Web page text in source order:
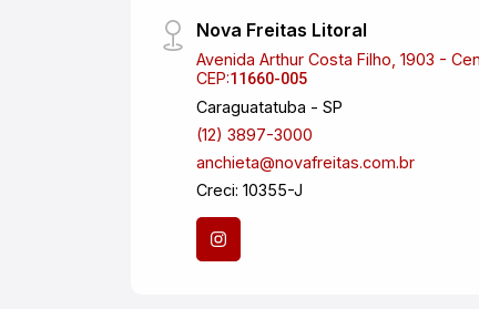
Nova Freitas Litoral
Avenida Arthur Costa Filho, 1903 -
CEP:11660-005
Caraguatatuba - SP
(12) 3897-3000
anchieta@novafreitas.com.br
Creci: 10355-J